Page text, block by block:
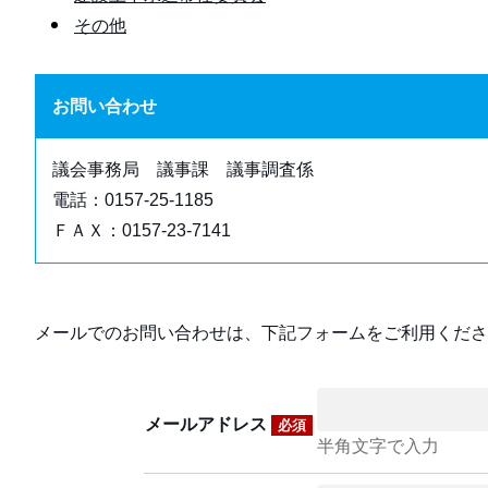
その他
お問い合わせ
議会事務局 議事課 議事調査係
電話：0157-25-1185
ＦＡＸ：0157-23-7141
メールでのお問い合わせは、下記フォームをご利用くだ
メールアドレス 必須
半角文字で入力